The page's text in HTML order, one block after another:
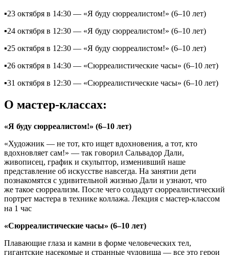
▪23 октября в 14:30 — «Я буду сюрреалистом!» (6–10 лет)
▪24 октября в 12:30 — «Я буду сюрреалистом!» (6–10 лет)
▪25 октября в 12:30 — «Я буду сюрреалистом!» (6–10 лет)
▪26 октября в 14:30 — «Сюрреалистические часы» (6–10 лет)
▪31 октября в 12:30 — «Сюрреалистические часы» (6–10 лет)
О мастер-классах:
«Я буду сюрреалистом!» (6–10 лет)
«Художник — не тот, кто ищет вдохновения, а тот, кто
вдохновляет сам!» — так говорил Сальвадор Дали,
живописец, график и скульптор, изменивший наше
представление об искусстве навсегда. На занятии дети
познакомятся с удивительной жизнью Дали и узнают, что
же такое сюрреализм. После чего создадут сюрреалистический
портрет мастера в технике коллажа. Лекция с мастер-классом
на 1 час⠀
«Сюрреалистические часы» (6–10 лет)
Плавающие глаза и камни в форме человеческих тел,
гигантские насекомые и странные чудовища — все это герои